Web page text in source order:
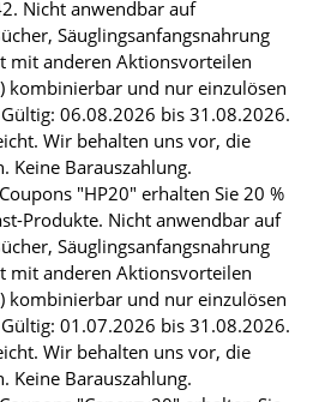
Nicht anwendbar auf
Säuglingsanfangsnahrung
mit anderen Aktionsvorteilen
kombinierbar und nur einzulösen
06.08.2026 bis 31.08.2026.
Wir behalten uns vor, die
Keine Barauszahlung.
"HP20" erhalten Sie 20 %
Produkte. Nicht anwendbar auf
Säuglingsanfangsnahrung
mit anderen Aktionsvorteilen
kombinierbar und nur einzulösen
01.07.2026 bis 31.08.2026.
Wir behalten uns vor, die
Keine Barauszahlung.